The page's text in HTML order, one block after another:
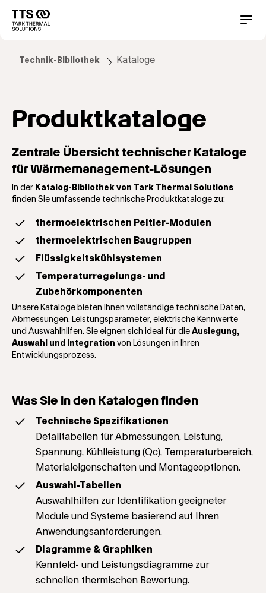
zum
Inhalt
Technik-Bibliothek Kataloge
Produktkataloge
Zentrale Übersicht technischer Kataloge
für Wärmemanagement-Lösungen
In der Katalog-Bibliothek von Tark Thermal Solutions
finden Sie umfassende technische Produktkataloge zu:
thermoelektrischen Peltier-Modulen
thermoelektrischen Baugruppen
Flüssigkeitskühlsystemen
Temperaturregelungs- und
Zubehörkomponenten
Unsere Kataloge bieten Ihnen vollständige technische Daten,
Abmessungen, Leistungsparameter, elektrische Kennwerte
und Auswahlhilfen. Sie eignen sich ideal für die Auslegung,
Auswahl und Integration von Lösungen in Ihren
Entwicklungsprozess.
Was Sie in den Katalogen finden
Technische Spezifikationen
Detailtabellen für Abmessungen, Leistung,
Spannung, Kühlleistung (Qc), Temperaturbereich,
Materialeigenschaften und Montageoptionen.
Auswahl-Tabellen
Auswahlhilfen zur Identifikation geeigneter
Module und Systeme basierend auf Ihren
Anwendungsanforderungen.
Diagramme & Graphiken
Kennfeld- und Leistungsdiagramme zur
schnellen thermischen Bewertung.